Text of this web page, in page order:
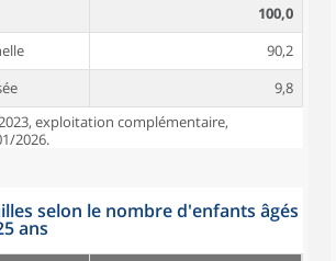
100,0
90,2
9,8
exploitation complémentaire,
2026.
selon le nombre d'enfants âgés
ans